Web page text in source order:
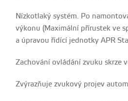
Nízkotlaký systém. Po
výkonu (Maximální přírustek ve
a úpravou řídící jednotky APR
Zachování ovládání zvuku skrze
Zvýrazňuje zvukový projev